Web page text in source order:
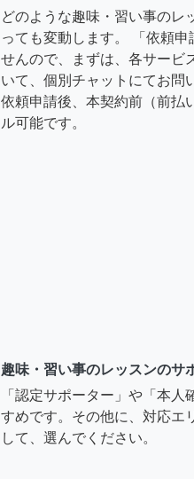
どのような趣味・習い事のレ
っても変動します。 「依頼
せんので、まずは、各サービ
いて、個別チャットにてお
依頼申請後、本契約前（前払
ル可能です。
趣味・習い事のレッスンのサ
「認定サポーター」や「本
すめです。その他に、対応エ
して、選んでください。